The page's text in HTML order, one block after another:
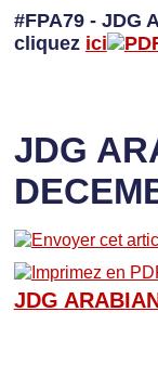
#FPA79 - JDG
cliquez ici
JDG
JDG